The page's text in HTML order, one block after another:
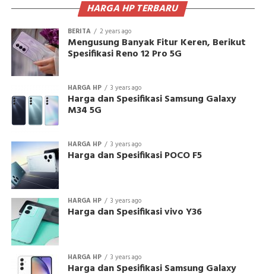
HARGA HP TERBARU
BERITA 2 years ago
Mengusung Banyak Fitur Keren, Berikut
Spesifikasi Reno 12 Pro 5G
HARGA HP 3 years ago
Harga dan Spesifikasi Samsung Galaxy
M34 5G
HARGA HP 3 years ago
Harga dan Spesifikasi POCO F5
HARGA HP 3 years ago
Harga dan Spesifikasi vivo Y36
HARGA HP 3 years ago
Harga dan Spesifikasi Samsung Galaxy